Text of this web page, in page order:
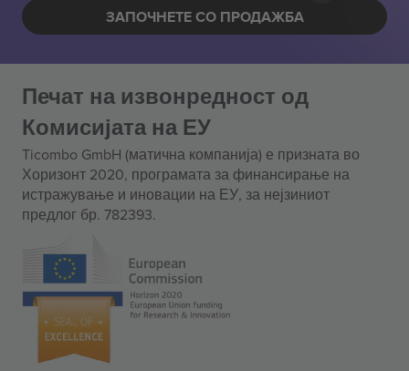
ЗАПОЧНЕТЕ СО ПРОДАЖБА
Печат на извонредност од
Комисијата на ЕУ
Ticombo GmbH (матична компанија) е призната во
Хоризонт 2020, програмата за финансирање на
истражување и иновации на ЕУ, за нејзиниот
предлог бр. 782393.